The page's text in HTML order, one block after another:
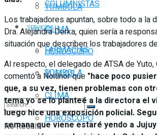
TOMBOLA
CLIMA
HORÓSCOPO
VUELOS
No Result
COLUMNISTAS
SERVICIOS
FARMACIAS
TOMBOLA
CLIMA
HORÓSCOPO
Los trabajadores apuntan, sobre todo a la
Dra. Alejandra Derka, quien sería a
situación que describen los trabajadores
Al respecto, el delegado de ATSA de Yuto,
comentó a Noitinor que "hace poco
que, a su vez, tienen problemas con
tema yo se lo planteé a la directora el
luego hice una exposición policial.
semana que viene estaré yendo a